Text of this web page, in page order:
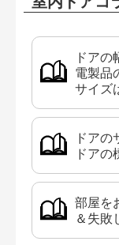
ドア
電製品
サイズ
ドア
ドアの
部屋を
＆失敗